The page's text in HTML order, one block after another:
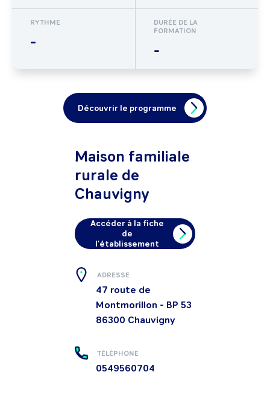
RYTHME
-
DURÉE DE LA
FORMATION
-
Découvrir le programme
Maison familiale
rurale de
Chauvigny
Accéder à la fiche
de
l'établissement
ADRESSE
47 route de
Montmorillon - BP 53
86300 Chauvigny
TÉLÉPHONE
0549560704